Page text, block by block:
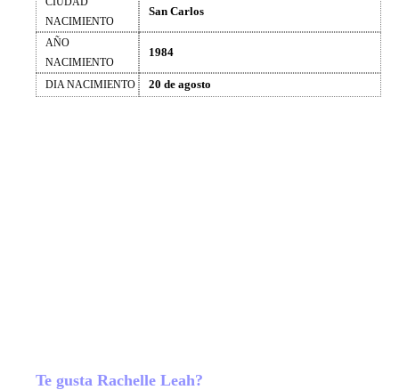
NACIMIENTO
San Carlos
AÑO
NACIMIENTO
1984
DIA NACIMIENTO 20 de agosto
Te gusta Rachelle Leah?